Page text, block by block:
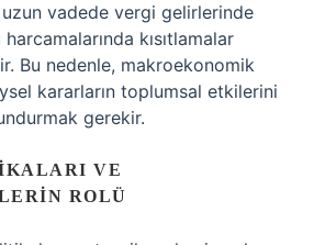
uzun vadede vergi gelirlerinde
kısıtlamalar
Bu nedenle, makroekonomik
kararların toplumsal etkilerini
gerekir.
VE
ROLÜ